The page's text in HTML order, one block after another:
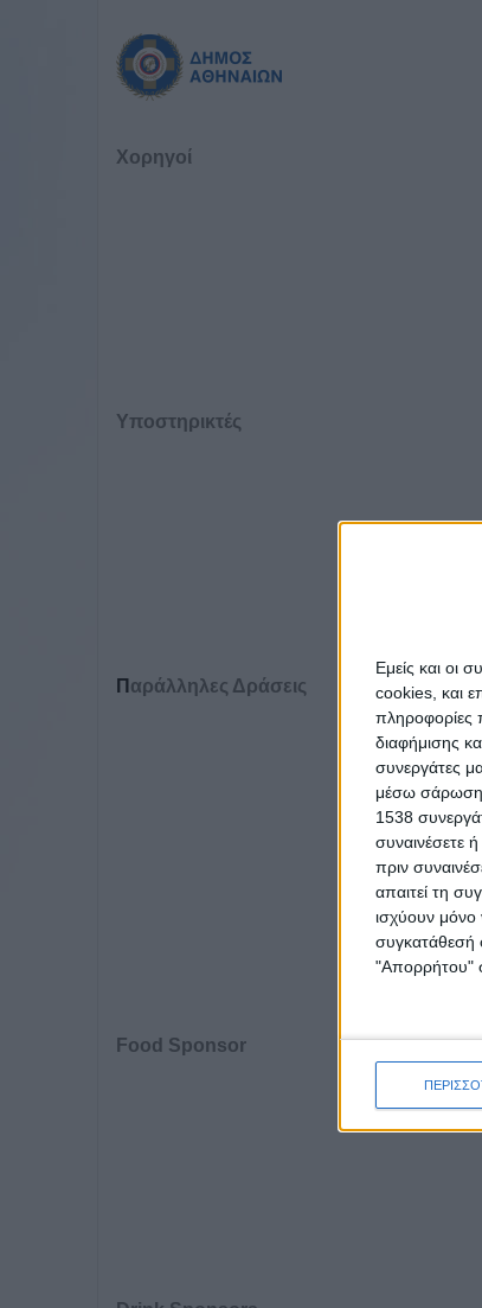
Εμείς και οι
cookies, και
πληροφορίες
διαφήμισης
συνεργάτες
μέσω σάρωσης
1538
συναινέσετε
πριν
απαιτεί τη
ισχύουν μόνο
συγκατάθεσή
"Απορρήτου"
Χορηγοί
Υποστηρικτές
Π αράλληλες Δράσεις
Food Sponsor